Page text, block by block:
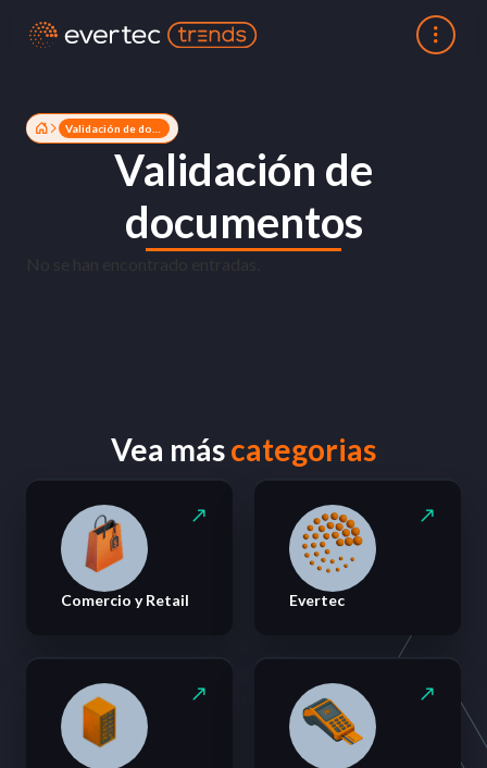
Validación de
documentos
Vea máscategorias
Comercio y Retail Evertec